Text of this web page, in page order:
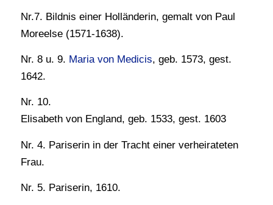
Nr.7. Bildnis einer Holländerin, gemalt von Paul
Moreelse (1571-1638).
Nr. 8 u. 9. Maria von Medicis, geb. 1573, gest.
1642.
Nr. 10.
Elisabeth von England, geb. 1533, gest. 1603
Nr. 4. Pariserin in der Tracht einer verheirateten
Frau.
Nr. 5. Pariserin, 1610.